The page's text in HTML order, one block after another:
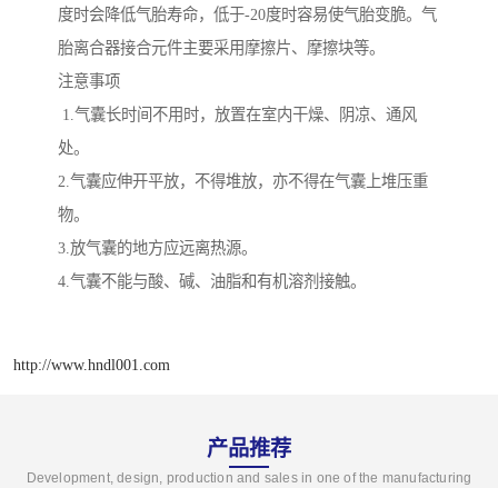
度时会降低气胎寿命，低于-20度时容易使气胎变脆。气
胎离合器接合元件主要采用摩擦片、摩擦块等。
注意事项
1.气囊长时间不用时，放置在室内干燥、阴凉、通风
处。
2.气囊应伸开平放，不得堆放，亦不得在气囊上堆压重
物。
3.放气囊的地方应远离热源。
4.气囊不能与酸、碱、油脂和有机溶剂接触。
http://www.hndl001.com
产品推荐
Development, design, production and sales in one of the manufacturing